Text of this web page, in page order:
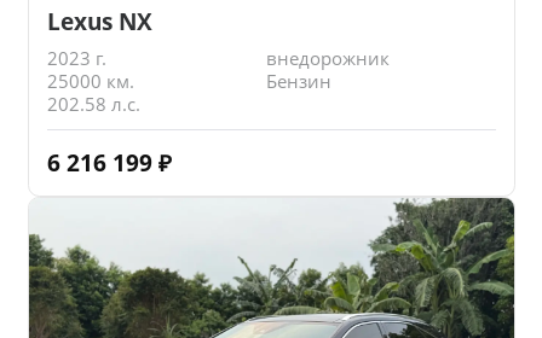
Lexus NX
2023 г.
внедорожник
25000 км.
Бензин
202.58 л.с.
6 216 199 ₽